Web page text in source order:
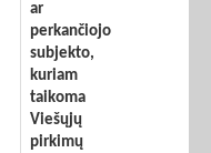
ar
perkančiojo
subjekto,
kuriam
taikoma
Viešųjų
pirkimų